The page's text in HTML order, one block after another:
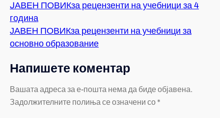
JАВЕН ПОВИКза рецензенти на учебници за 4
година
ЈАВЕН ПОВИКза рецензенти на учебници за
основно образование
Напишете коментар
Вашата адреса за е-пошта нема да биде објавена.
Задолжителните полиња се означени со *